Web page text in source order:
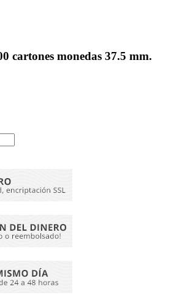
cartones monedas 37.5 mm.